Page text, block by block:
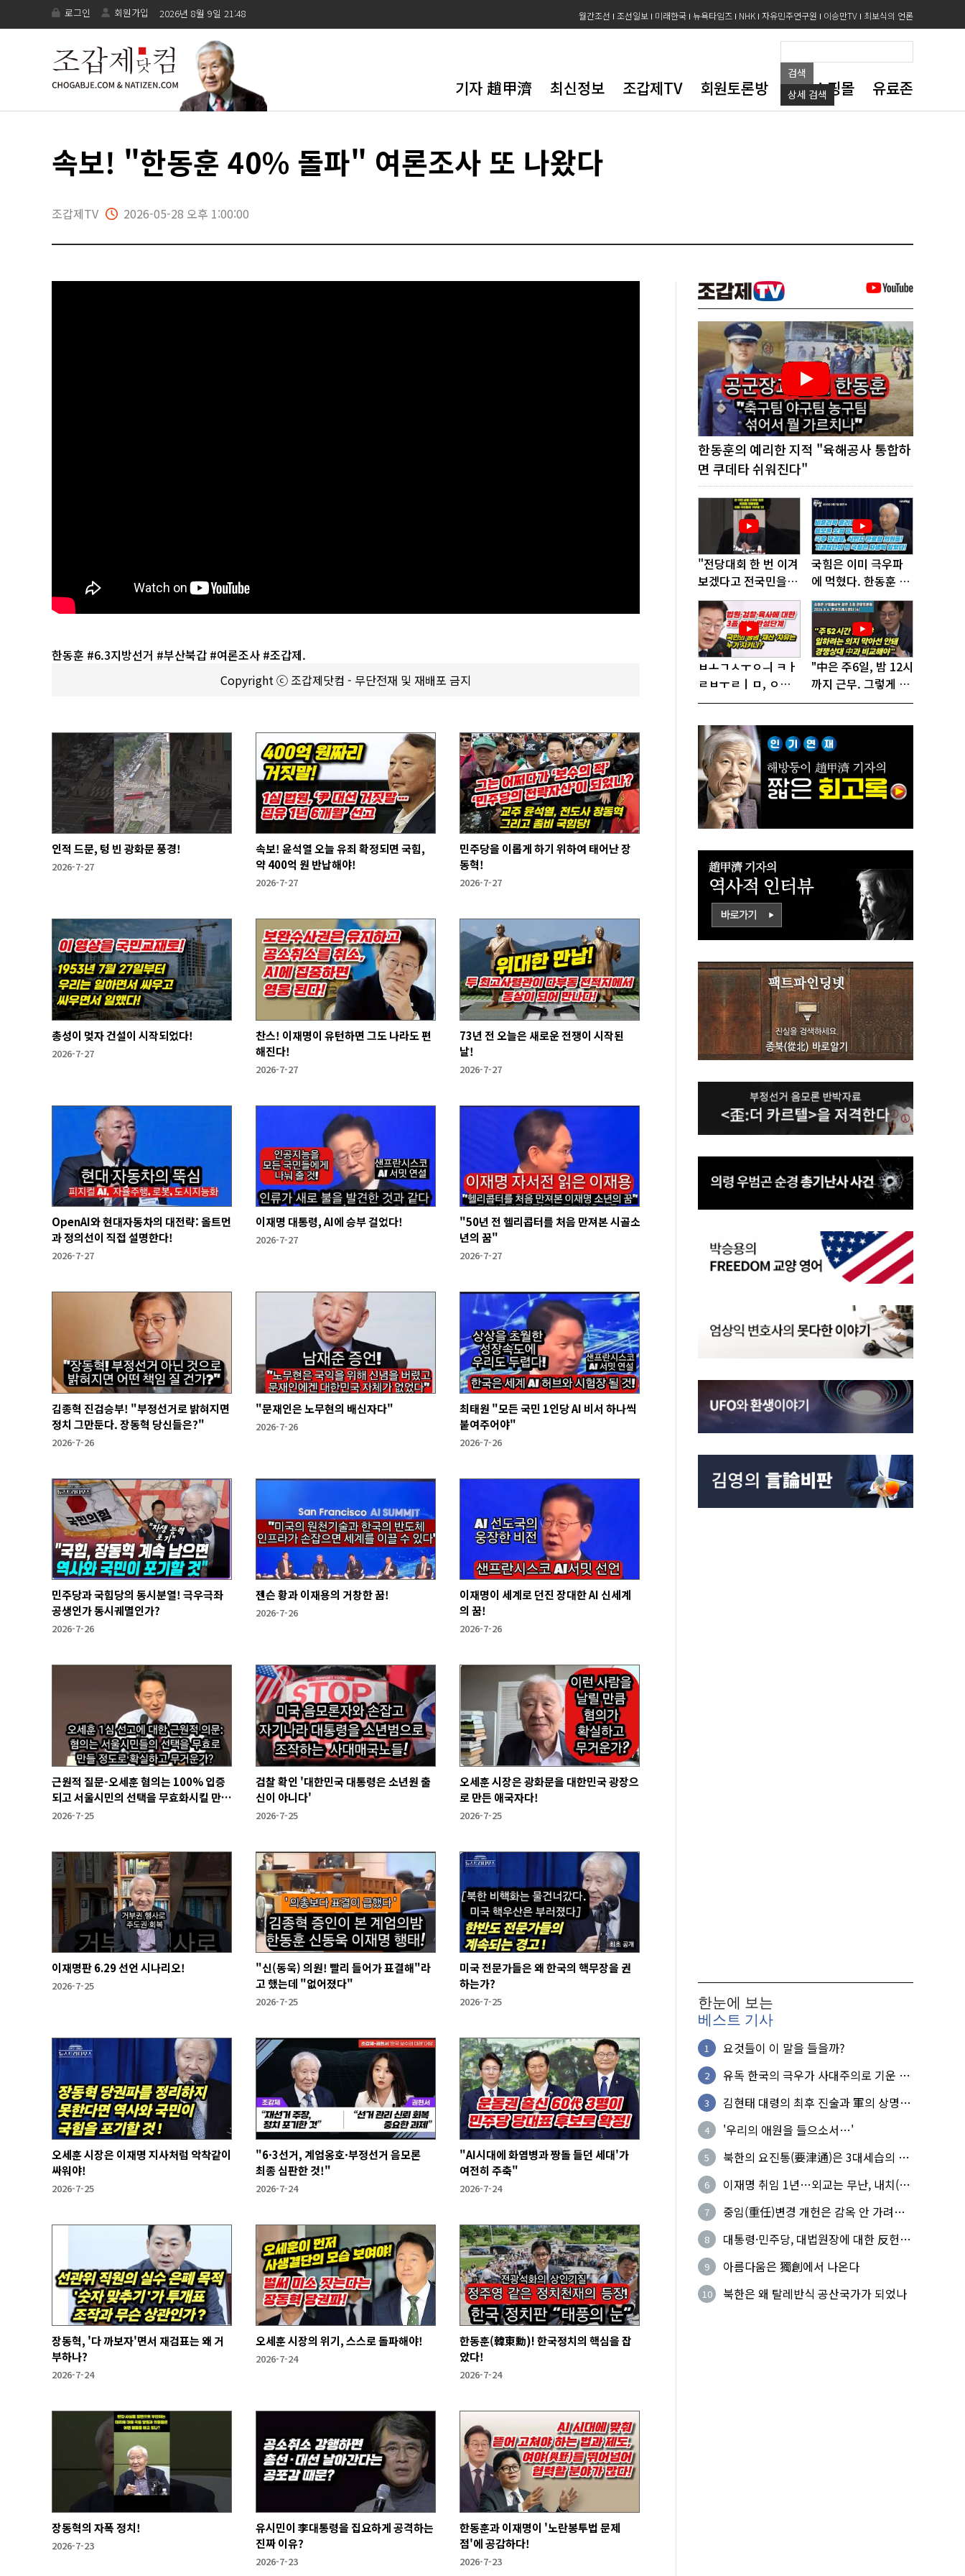
로그인 회원가입 2026년 8월 9일 21:48 월간조선 조선일보 미래한국 뉴욕타임즈 NHK 자유민주연구원 이승만TV 최보식의 언론
검색
상세 검색
기자 趙甲濟 최신정보 조갑제TV 회원토론방 도서쇼핑몰 유료존
속보! "한동훈 40% 돌파" 여론조사 또 나왔다
조갑제TV 2026-05-28 오후 1:00:00
한동훈 #6.3지방선거 #부산북갑 #여론조사 #조갑제.
Copyright ⓒ 조갑제닷컴 - 무단전재 및 재배포 금지
인적 드문, 텅 빈 광화문 풍경!
2026-7-27
속보! 윤석열 오늘 유죄 확정되면 국힘,
약 400억 원 반납해야!
2026-7-27
민주당을 이롭게 하기 위하여 태어난 장
동혁!
2026-7-27
총성이 멎자 건설이 시작되었다!
2026-7-27
찬스! 이재명이 유턴하면 그도 나라도 편
해진다!
2026-7-27
73년 전 오늘은 새로운 전쟁이 시작된
날!
2026-7-27
OpenAI와 현대자동차의 대전략: 올트먼
과 정의선이 직접 설명한다!
2026-7-27
이재명 대통령, AI에 승부 걸었다!
2026-7-27
"50년 전 헬리콥터를 처음 만져본 시골소
년의 꿈"
2026-7-27
김종혁 진검승부! "부정선거로 밝혀지면
정치 그만둔다. 장동혁 당신들은?"
2026-7-26
"문재인은 노무현의 배신자다"
2026-7-26
최태원 "모든 국민 1인당 AI 비서 하나씩
붙여주어야"
2026-7-26
민주당과 국힘당의 동시분열! 극우극좌
공생인가 동시궤멸인가?
2026-7-26
젠슨 황과 이재용의 거창한 꿈!
2026-7-26
이재명이 세계로 던진 장대한 AI 신세계
의 꿈!
2026-7-26
근원적 질문-오세훈 혐의는 100% 입증
되고 서울시민의 선택을 무효화시킬 만큼
무겁나?
2026-7-25
검찰 확인 '대한민국 대통령은 소년원 출
신이 아니다'
2026-7-25
오세훈 시장은 광화문을 대한민국 광장으
로 만든 애국자다!
2026-7-25
이재명판 6.29 선언 시나리오!
2026-7-25
"신(동욱) 의원! 빨리 들어가 표결해"라
고 했는데 "없어졌다"
2026-7-25
미국 전문가들은 왜 한국의 핵무장을 권
하는가?
2026-7-25
오세훈 시장은 이재명 지사처럼 악착같이
싸워야!
2026-7-25
"6·3선거, 계엄옹호·부정선거 음모론
최종 심판한 것!"
2026-7-24
"AI시대에 화염병과 짱돌 들던 세대'가
여전히 주축"
2026-7-24
장동혁, '다 까보자'면서 재검표는 왜 거
부하나?
2026-7-24
오세훈 시장의 위기, 스스로 돌파해야!
2026-7-24
한동훈(韓東勳)! 한국정치의 핵심을 잡
았다!
2026-7-24
장동혁의 자폭 정치!
2026-7-23
유시민이 李대통령을 집요하게 공격하는
진짜 이유?
2026-7-23
한동훈과 이재명이 '노란봉투법 문제
점'에 공감하다!
2026-7-23
한동훈의 예리한 지적 "육해공사 통합하
면 쿠데타 쉬워진다"
"전당대회 한 번 이겨
보겠다고 전국민을
'지옥문'으로 밀어!"
국힘은 이미 극우파
에 먹혔다. 한동훈 창
당이 답!
ㅂㅗㄱㅅㅜㅇㅢ ㅋㅏ
ㄹㅂㅜㄹㅣㅁ, ㅇㅙ
ㄱㅜㄱㅁㅣㄴㄷㅡㄹ
ㅎㅏㄴㅏ?
"中은 주6일, 밤 12시
까지 근무. 그렇게 일
해서 어떻게 경쟁하
한눈에 보는
베스트 기사
1 요것들이 이 말을 들을까?
2
유독 한국의 극우가 사대주의로 기운 이
3
김현태 대령의 최후 진술과 軍의 상명하
4 '우리의 애원을 들으소서…'
5
북한의 요진통(要津通)은 3대세습의 사
6
이재명 취임 1년…외교는 무난, 내치(內
7
중임(重任)변경 개헌은 감옥 안 가려는
8
대통령·민주당, 대법원장에 대한 反헌
9 아름다움은 獨創에서 나온다
10 북한은 왜 탈레반식 공산국가가 되었나